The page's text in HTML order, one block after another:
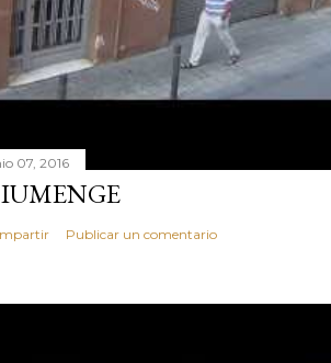
07, 2016
Publicar un comentario